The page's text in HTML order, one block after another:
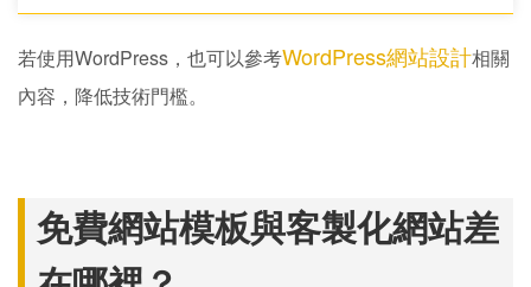
若使用WordPress，也可以參考WordPress網站設計相關
內容，降低技術門檻。
免費網站模板與客製化網站差